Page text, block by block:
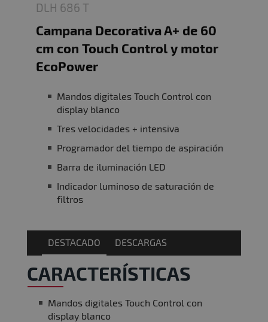
DLH 686 T
Campana Decorativa A+ de 60
cm con Touch Control y motor
EcoPower
Mandos digitales Touch Control con
display blanco
Tres velocidades + intensiva
Programador del tiempo de aspiración
Barra de iluminación LED
Indicador luminoso de saturación de
filtros
DESTACADO DESCARGAS
CARACTERÍSTICAS
Mandos digitales Touch Control con
display blanco